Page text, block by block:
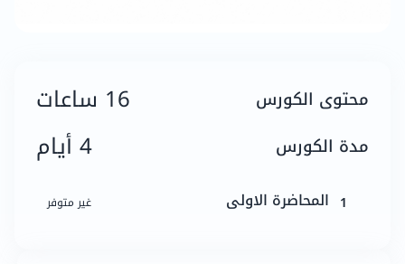
محتوى الكورس 16 ساعات
مدة الكورس 4 أيام
1 المحاضرة الاولى غير متوفر